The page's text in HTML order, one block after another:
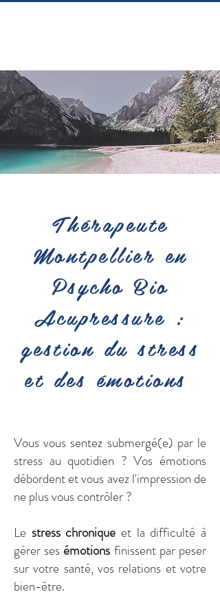
Thérapeute
Montpellier en
Psycho Bio
Acupressure :
gestion du stress
et des émotions
Vous vous sentez submergé(e) par le
stress au quotidien ? Vos émotions
débordent et vous avez l'impression de
ne plus vous contrôler ?
Le stress chronique et la difficulté à
gérer ses émotions finissent par peser
sur votre santé, vos relations et votre
bien-être.